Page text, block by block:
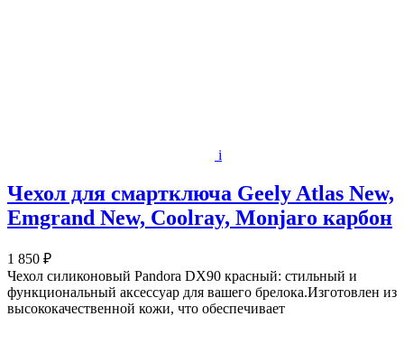
i
Чехол для смартключа Geely Atlas New,
Emgrand New, Coolray, Monjaro карбон
1 850 ₽
Чехол силиконовый Pandora DX90 красный: стильный и
функциональный аксессуар для вашего брелока.Изготовлен из
высококачественной кожи, что обеспечивает